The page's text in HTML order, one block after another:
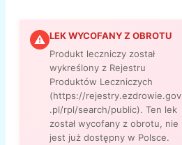
⚠ LEK WYCOFANY Z OBROTU
Produkt leczniczy został
wykreślony z Rejestru
Produktów Leczniczych
(https://rejestry.ezdrowie.gov
.pl/rpl/search/public). Ten lek
został wycofany z obrotu, nie
jest już dostępny w Polsce.